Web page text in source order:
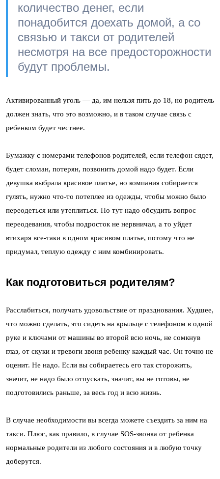
количество денег, если
понадобится доехать домой, а со
связью и такси от родителей
несмотря на все предосторожности
будут проблемы.
Активированный уголь — да, им нельзя пить до 18, но родитель
должен знать, что это возможно, и в таком случае связь с
ребенком будет честнее.
Бумажку с номерами телефонов родителей, если телефон сядет,
будет сломан, потерян, позвонить домой надо будет. Если
девушка выбрала красивое платье, но компания собирается
гулять, нужно что-то потеплее из одежды, чтобы можно было
переодеться или утеплиться. Но тут надо обсудить вопрос
переодевания, чтобы подросток не нервничал, а то уйдет
втихаря все-таки в одном красивом платье, потому что не
придумал, теплую одежду с ним комбинировать.
Как подготовиться родителям?
Расслабиться, получать удовольствие от празднования. Худшее,
что можно сделать, это сидеть на крыльце с телефоном в одной
руке и ключами от машины во второй всю ночь, не сомкнув
глаз, от скуки и тревоги звоня ребенку каждый час. Он точно не
оценит. Не надо. Если вы собираетесь его так сторожить,
значит, не надо было отпускать, значит, вы не готовы, не
подготовились раньше, за весь год и всю жизнь.
В случае необходимости вы всегда можете съездить за ним на
такси. Плюс, как правило, в случае SOS-звонка от ребенка
нормальные родители из любого состояния и в любую точку
доберутся.